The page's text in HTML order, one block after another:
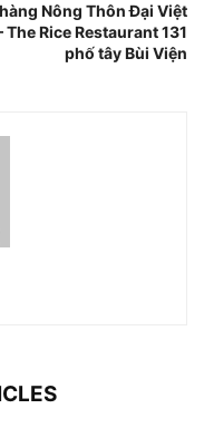
Nông Thôn Đại Việt
The Rice Restaurant 131
phố tây Bùi Viện